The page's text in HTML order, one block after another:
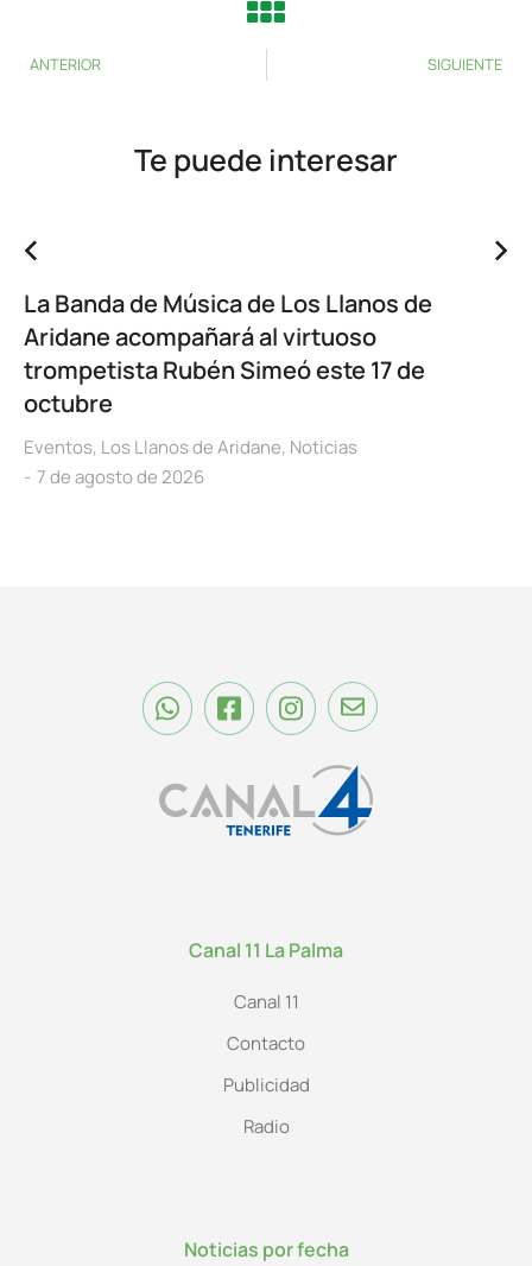
ANTERIOR SIGUIENTE
Te puede interesar
La Banda de Música de Los Llanos de
Aridane acompañará al virtuoso
trompetista Rubén Simeó este 17 de
octubre
Eventos, Los Llanos de Aridane, Noticias
7 de agosto de 2026
Canal 11 La Palma
Canal 11
Contacto
Publicidad
Radio
Noticias por fecha